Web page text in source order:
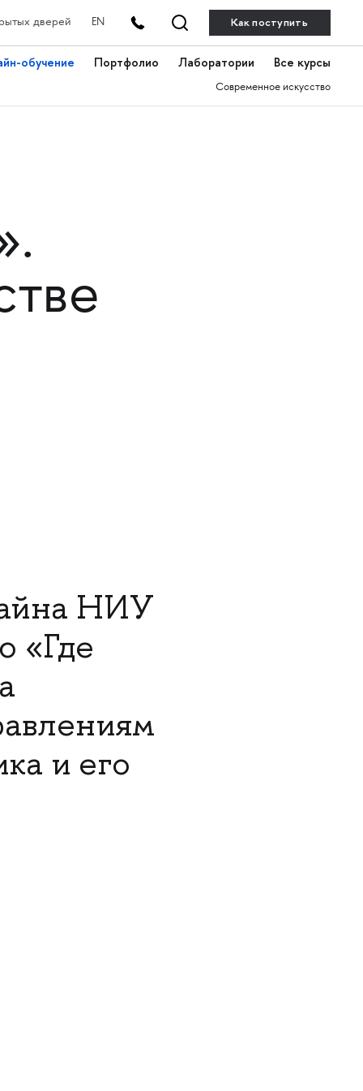
дверей EN Как поступить
обучение Портфолио Лаборатории Все курсы
Современное искусство
НИУ
«Где
и его